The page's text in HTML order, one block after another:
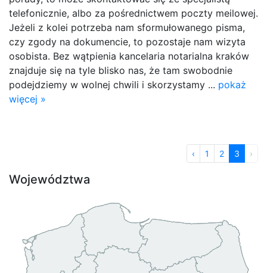
telefonicznie, albo za pośrednictwem poczty meilowej.
Jeżeli z kolei potrzeba nam sformułowanego pisma,
czy zgody na dokumencie, to pozostaje nam wizyta
osobista. Bez wątpienia kancelaria notarialna kraków
znajduje się na tyle blisko nas, że tam swobodnie
podejdziemy w wolnej chwili i skorzystamy ... pokaż
więcej »
‹ 1 2 3 ›
Województwa